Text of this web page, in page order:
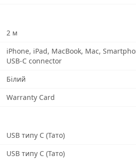
2 м
iPhone, iPad, MacBook, Mac,
USB-C connector
Білий
Warranty Card
USB типу C (Тато)
USB типу C (Тато)